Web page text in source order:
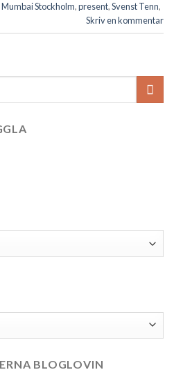
Mumbai Stockholm,present,Svenst Tenn,
Skriv en kommentar
BLOGLOVIN